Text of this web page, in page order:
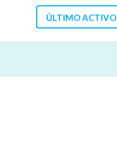
ÚLTIMO ACTIVO